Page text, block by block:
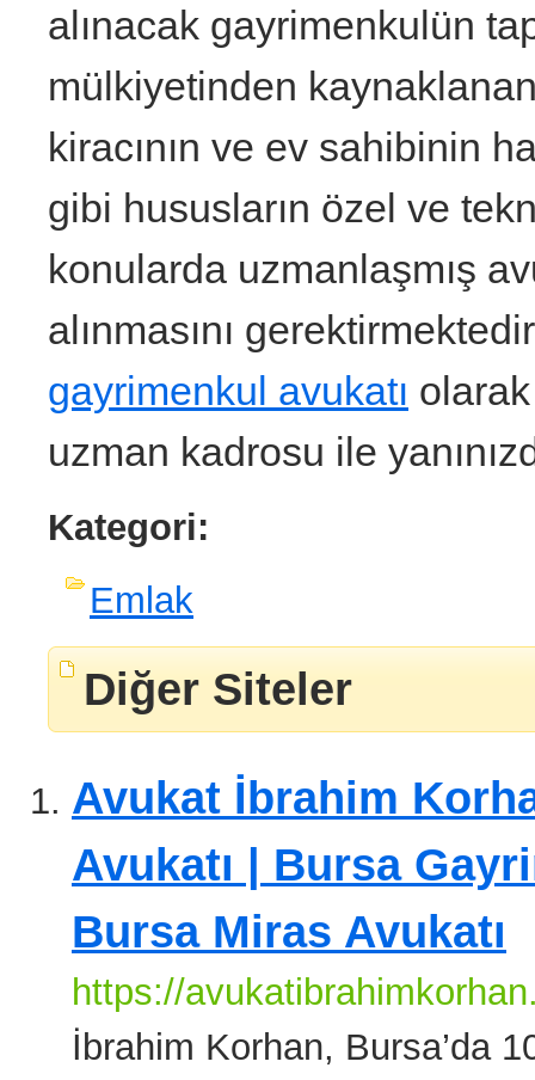
alınacak gayrimenkulün
mülkiyetinden
kiracının ve ev sahibinin
gibi hususların özel ve
konularda uzmanlaşmış
alınmasını
gayrimenkul avukatı
uzman kadrosu ile
Kategori:
Emlak
Diğer Siteler
Avukat İbrahim
Avukatı | Bursa
Bursa Miras Avukatı
https://
İbrahim Korhan, Bursa’da